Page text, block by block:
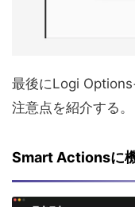
最後にLogi
注意点を紹介する。
Smart Actionsに